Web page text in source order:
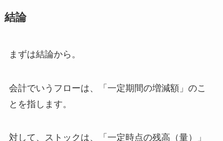
結論
まずは結論から。
会計でいうフローは、 「一定期間の増減額」 のこ
とを指します。
対して、ストックは、
「一定時点の残高（量）」